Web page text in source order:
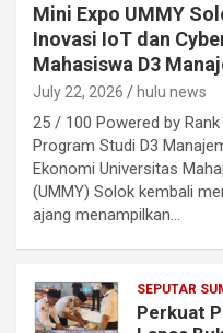
Mini Expo UMMY
Inovasi IoT dan
Mahasiswa D3
July 22, 2026 hulu news
25 / 100 Powered by
Program Studi D3
Ekonomi Universitas
(UMMY) Solok kembali
ajang menampilkan…
SEPUTAR
Perkuat